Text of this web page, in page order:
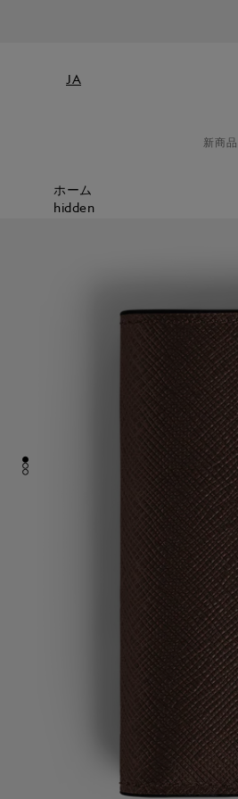
JA
新商品
ホーム
hidden